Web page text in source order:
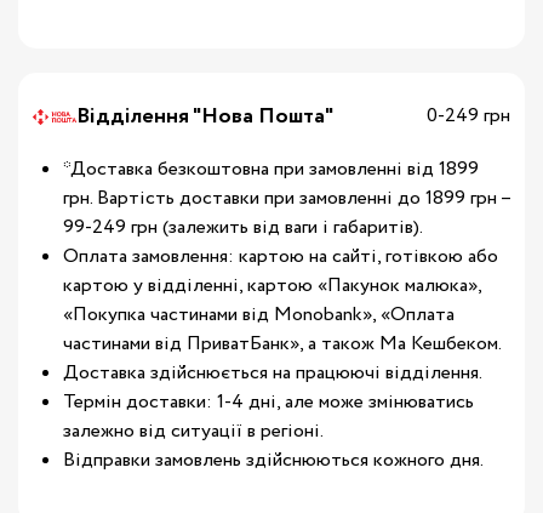
Відділення "Нова Пошта"
0-249 грн
*Доставка безкоштовна при замовленні від 1899
грн. Вартість доставки при замовленні до 1899 грн –
99-249 грн (залежить від ваги і габаритів).
Оплата замовлення: картою на сайті, готівкою або
картою у відділенні, картою «Пакунок малюка»,
«Покупка частинами від Monobank», «Оплата
частинами від ПриватБанк», а також Ма Кешбеком.
Доставка здійснюється на працюючі відділення.
Термін доставки: 1-4 дні, але може змінюватись
залежно від ситуації в регіоні.
Відправки замовлень здійснюються кожного дня.